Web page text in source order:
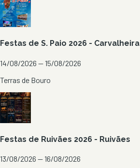
Festas de S. Paio 2026 - Carvalheira
14/08/2026 — 15/08/2026
Terras de Bouro
Festas de Ruivães 2026 - Ruivães
13/08/2026 — 16/08/2026